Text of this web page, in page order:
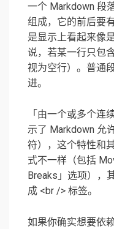
一个 Markdown 段
组成，它的前后要
是显示上看起来像
说，若某一行只包
视为空行）。普通
进。
「由一个或多个连
示了 Markdown 允
符），这个特性和
式不一样（包括
Breaks」选项），
成 <br /> 标签。
如果你确实想要依